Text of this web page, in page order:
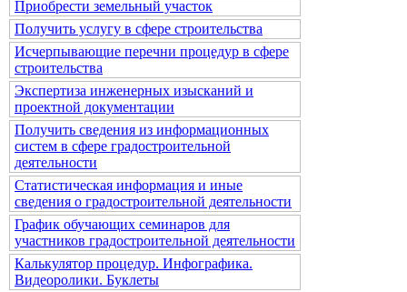
Приобрести земельный участок
Получить услугу в сфере строительства
Исчерпывающие перечни процедур в сфере
строительства
Экспертиза инженерных изысканий и
проектной документации
Получить сведения из информационных
систем в сфере градостроительной
деятельности
Статистическая информация и иные
сведения о градостроительной деятельности
График обучающих семинаров для
участников градостроительной деятельности
Калькулятор процедур. Инфографика.
Видеоролики. Буклеты